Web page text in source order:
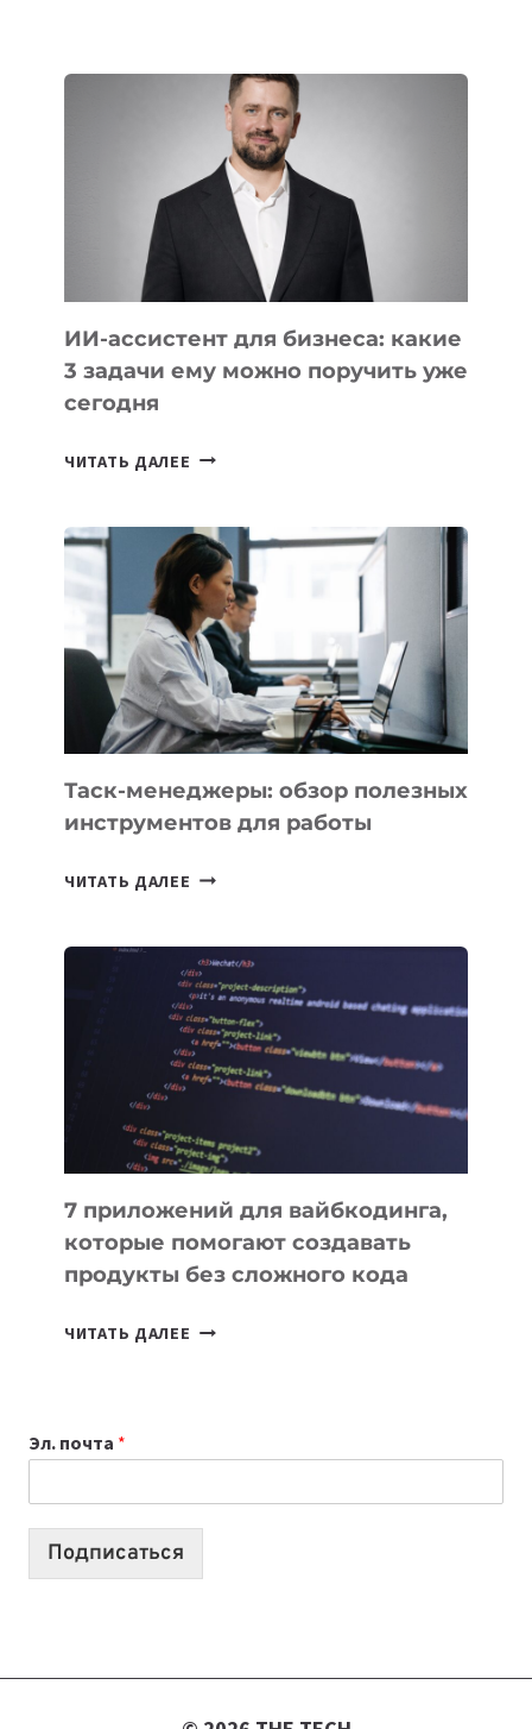
КОТОРЫЕ
РАЗВИВАЮТ
ТЕХНОЛОГИЧЕСКОЕ
ОБРАЗОВАНИЕ
ТАДЖИКИСТАНА
ИИ-ассистент для бизнеса: какие
3 задачи ему можно поручить уже
сегодня
ЧИТАТЬ ДАЛЕЕ ИИ-
БИЗНЕСА:
КАКИЕ
3
ЗАДАЧИ
ЕМУ
МОЖНО
ПОРУЧИТЬ
УЖЕ
СЕГОДНЯ
Таск-менеджеры: обзор полезных
инструментов для работы
ЧИТАТЬ ДАЛЕЕ ТАСК-
ПОЛЕЗНЫХ
ИНСТРУМЕНТОВ
ДЛЯ
РАБОТЫ
7 приложений для вайбкодинга,
которые помогают создавать
продукты без сложного кода
ЧИТАТЬ ДАЛЕЕ
СОЗДАВАТЬ
ПРОДУКТЫ
Эл. почта *
Подписаться